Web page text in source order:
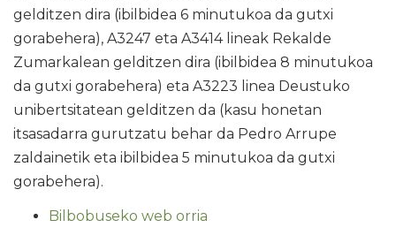
gelditzen dira (ibilbidea 6 minutukoa da gutxi
gorabehera), A3247 eta A3414 lineak Rekalde
Zumarkalean gelditzen dira (ibilbidea 8 minutukoa
da gutxi gorabehera) eta A3223 linea Deustuko
unibertsitatean gelditzen da (kasu honetan
itsasadarra gurutzatu behar da Pedro Arrupe
zaldainetik eta ibilbidea 5 minutukoa da gutxi
gorabehera).
Bilbobuseko web orria